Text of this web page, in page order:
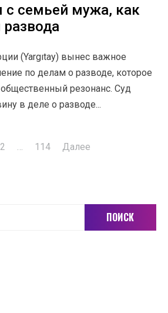
с семьей мужа, как
развода
(Yargıtay) вынес важное
по делам о разводе, которое
резонанс. Суд
в деле о разводе...
2 … 114 Далее